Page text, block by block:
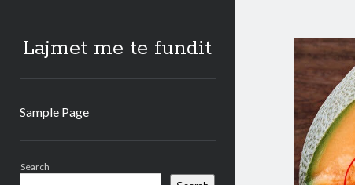
Lajmet me te fundit
Sample Page
Search